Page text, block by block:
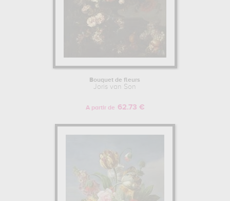
Bouquet de fleurs
Joris van Son
A partir de 62.73 €